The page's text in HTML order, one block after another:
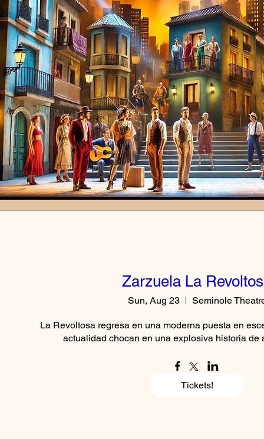
Zarzuela La
Sun, Aug 23 Seminole
La Revoltosa regresa en una moderna puesta en
actualidad chocan en una explosiva historia de
Tickets!